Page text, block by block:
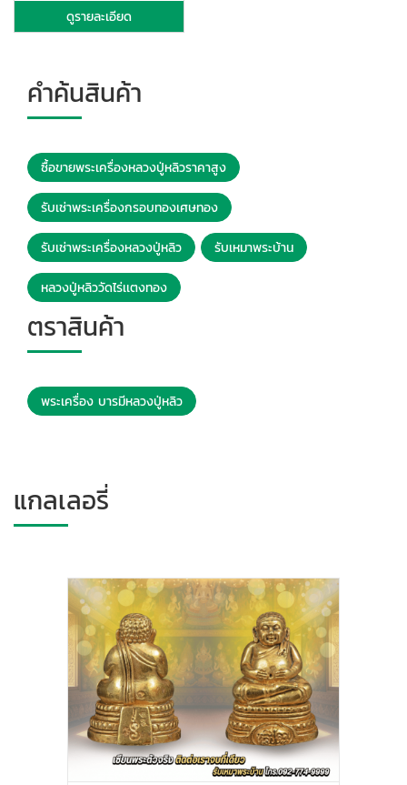
ดูรายละเอียด
คำค้นสินค้า
ซื้อขายพระเครื่องหลวงปู่หลิวราคาสูง
รับเช่าพระเครื่องกรอบทองเศษทอง
รับเช่าพระเครื่องหลวงปู่หลิว รับเหมาพระบ้าน
หลวงปู่หลิววัดไร่เเตงทอง
ตราสินค้า
พระเครื่อง บารมีหลวงปู่หลิว
แกลเลอรี่